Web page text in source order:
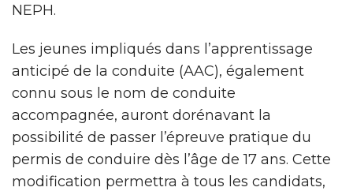
NEPH.
Les jeunes impliqués dans l’apprentissage
anticipé de la conduite (AAC), également
connu sous le nom de conduite
accompagnée, auront dorénavant la
possibilité de passer l’épreuve pratique du
permis de conduire dès l’âge de 17 ans. Cette
modification permettra à tous les candidats,